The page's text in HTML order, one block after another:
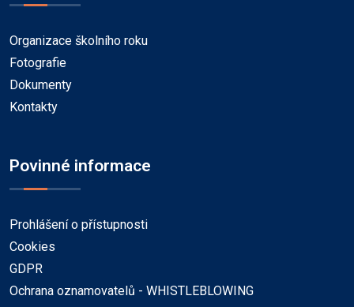
Organizace školního roku
Fotografie
Dokumenty
Kontakty
Povinné informace
Prohlášení o přístupnosti
Cookies
GDPR
Ochrana oznamovatelů - WHISTLEBLOWING